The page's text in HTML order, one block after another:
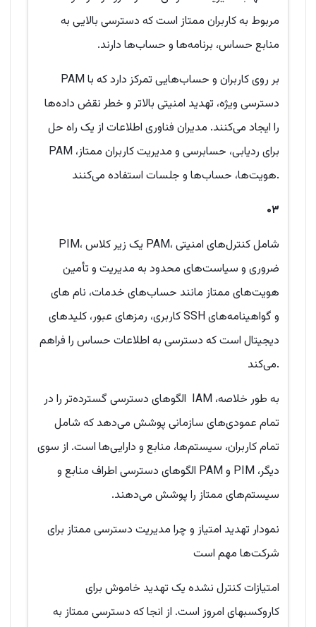
مربوط به کاربران ممتاز است که دسترسی بالایی به
منابع حساس، برنامه‌ها و حساب‌ها دارند.
PAM بر روی کاربران و حساب‌هایی تمرکز دارد که با
دسترسی ویژه، تهدید امنیتی بالاتر و خطر نقض داده‌ها
را ایجاد می‌کنند. مدیران فناوری اطلاعات از یک راه حل
PAM برای ردیابی، حسابرسی و مدیریت کاربران ممتاز،
هویت‌ها، حساب‌ها و جلسات استفاده می‌کنند.
۰۳
PIM، یک زیر کلاس PAM، شامل کنترل‌های امنیتی
ضروری و سیاست‌های محدود به مدیریت و تأمین
هویت‌های ممتاز مانند حساب‌های خدمات، نام های
کاربری، رمزهای عبور، کلیدهای SSH و گواهینامه‌های
دیجیتال است که دسترسی به اطلاعات حساس را فراهم
می‌کند.
به طور خلاصه، IAM الگوهای دسترسی گسترده‌تر را در
تمام عمودی‌های سازمانی پوشش می‌دهد که شامل
تمام کاربران، سیستم‌ها، منابع و دارایی‌ها است. از سوی
دیگر، PIM و PAM الگوهای دسترسی اطراف منابع و
سیستم‌های ممتاز را پوشش می‌دهند.
نمودار تهدید امتیاز و چرا مدیریت دسترسی ممتاز برای
شرکت‌ها مهم است
امتیازات کنترل نشده یک تهدید خاموش برای
کاروکسبهای امروز است. از انجا که دسترسی ممتاز به